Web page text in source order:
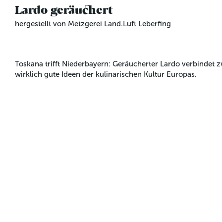
Lardo geräuchert
hergestellt von Metzgerei Land.Luft Leberfing
Toskana trifft Niederbayern: Geräucherter Lardo verbindet
wirklich gute Ideen der kulinarischen Kultur Europas.